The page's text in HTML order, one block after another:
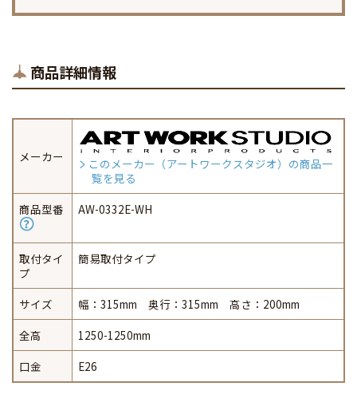
商品詳細情報
メーカー
このメーカー（アートワークスタジオ）の商品一
覧を見る
商品型番
AW-0332E-WH
取付タイ
プ
簡易取付タイプ
サイズ
幅：315mm 奥行：315mm 高さ：200mm
全高
1250-1250mm
口金
E26